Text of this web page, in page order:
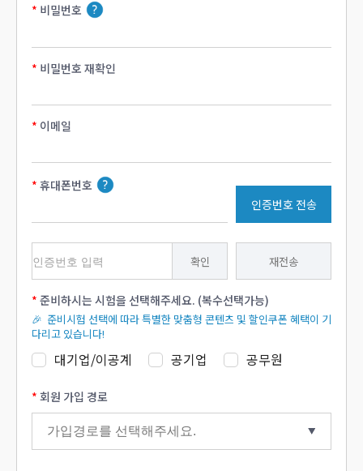
비밀번호
비밀번호 재확인
이메일
휴대폰번호
인증번호 전송
확인 재전송
준비하시는 시험을 선택해주세요. (복수선택가능)
🎉 준비시험 선택에 따라 특별한 맞춤형 콘텐츠 및 할인쿠폰 혜택이 기
다리고 있습니다!
대기업/이공계 공기업 공무원
회원 가입 경로